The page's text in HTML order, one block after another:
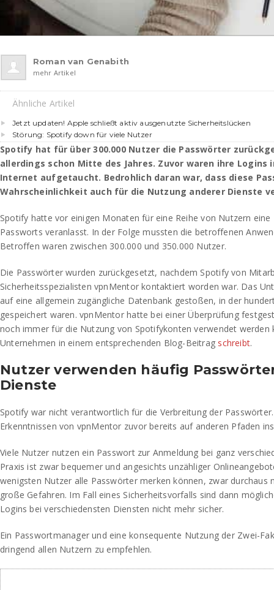
Roman van Genabith
mehr Artikel
Ähnliche Artikel
Jetzt updaten! Apple schließt aktiv ausgenutzte Sicherheitslücken
Störung: Spotify down für viele Nutzer
Spotify hat für über 300.000 Nutzer die Passwörter
allerdings schon Mitte des Jahres. Zuvor waren ihre Logins
Internet aufgetaucht. Bedrohlich daran war, dass diese
Wahrscheinlichkeit auch für die Nutzung anderer Dienste
Spotify hatte vor einigen Monaten für eine Reihe von Nutzern eine
Passworts veranlasst. In der Folge mussten die betroffenen
Betroffen waren zwischen 300.000 und 350.000 Nutzer.
Die Passwörter wurden zurückgesetzt, nachdem Spotify von
Sicherheitsspezialisten vpnMentor kontaktiert worden war. Das
auf eine allgemein zugängliche Datenbank gestoßen, in der
gespeichert waren. vpnMentor hatte bei einer Überprüfung
noch immer für die Nutzung von Spotifykonten verwendet werden
Unternehmen in einem entsprechenden Blog-Beitrag schreibt.
Nutzer verwenden häufig
Dienste
Spotify war nicht verantwortlich für die Verbreitung der
Erkenntnissen von vpnMentor zuvor bereits auf anderen Pfaden
Viele Nutzer nutzen ein Passwort zur Anmeldung bei ganz
Praxis ist zwar bequemer und angesichts unzähliger
wenigsten Nutzer alle Passwörter merken können, zwar durchaus
große Gefahren. Im Fall eines Sicherheitsvorfalls sind dann
Logins bei verschiedensten Diensten nicht mehr sicher.
Ein Passwortmanager und eine konsequente Nutzung der Zwei-
dringend allen Nutzern zu empfehlen.